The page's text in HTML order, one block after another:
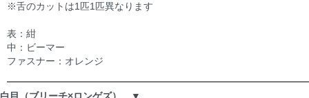
※舌のカットは1匹1匹異なります
表：紺
中：ビーマー
ファスナー：オレンジ